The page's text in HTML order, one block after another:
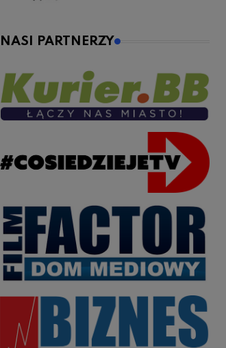
NASI PARTNERZY